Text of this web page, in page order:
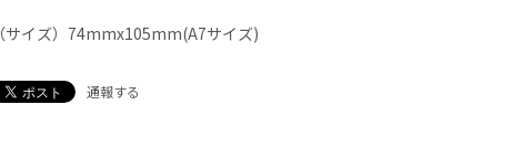
（サイズ）74mmx105mm(A7サイズ)
通報する